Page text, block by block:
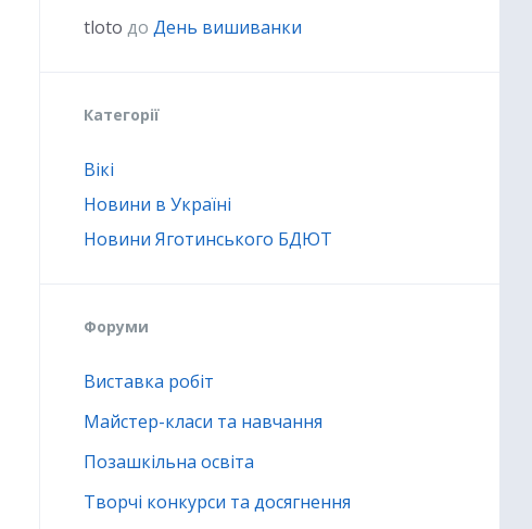
tloto до День вишиванки
Категорії
Вікі
Новини в Україні
Новини Яготинського БДЮТ
Форуми
Виставка робіт
Майстер-класи та навчання
Позашкільна освіта
Творчі конкурси та досягнення